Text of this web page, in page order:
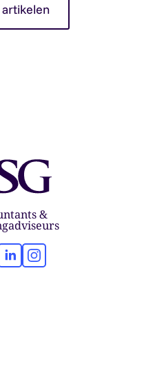
artikelen
&
LinkedInInstagram